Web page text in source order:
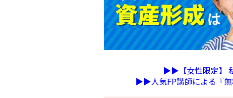
▶︎▶︎【女性限定】
▶︎▶︎人気FP講師による『